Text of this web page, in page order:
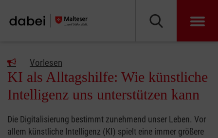
Vorlesen
KI als Alltagshilfe: Wie künstliche
Intelligenz uns unterstützen kann
Die Digitalisierung bestimmt zunehmend unser Leben. Vor
allem künstliche Intelligenz (KI) spielt eine immer größere